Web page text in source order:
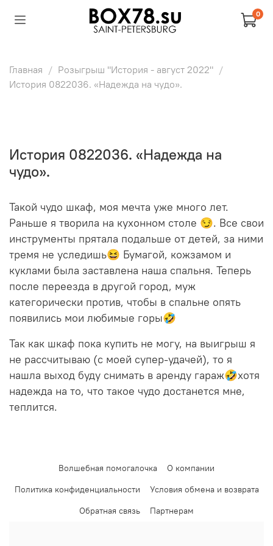
0
Главная
Розыгрыш "История - август 2022"
История 0822036. «Надежда на чудо».
История 0822036. «Надежда на
чудо».
Такой чудо шкаф, моя мечта уже много лет.
Раньше я творила на кухонном столе 😏. Все свои
инструменты прятала подальше от детей, за ними
тремя не уследишь😆 Бумагой, кожзамом и
куклами была заставлена наша спальня. Теперь
после переезда в другой город, муж
категорически против, чтобы в спальне опять
появились мои любимые горы🤣
Так как шкаф пока купить не могу, на выигрыш я
не рассчитываю (с моей супер-удачей), то я
нашла выход буду снимать в аренду гараж🤣хотя
надежда на то, что такое чудо достанется мне,
теплится.
Волшебная помогалочка
О компании
Политика конфиденциальности
Условия обмена и возврата
Обратная связь
Партнерам